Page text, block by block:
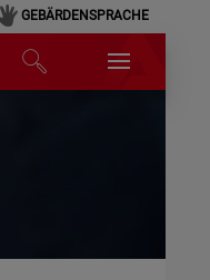
GEBÄRDENSPRACHE